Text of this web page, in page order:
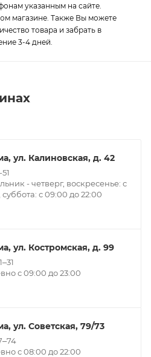
указанным на сайте.
магазине. Также Вы можете
товара и забрать в
3-4 дней.
ул. Калиновская, д. 42
- четверг, воскресенье: с
с 09:00 до 22:00
ул. Костромская, д. 99
с 09:00 до 23:00
ул. Советская, 79/73
с 08:00 до 22:00